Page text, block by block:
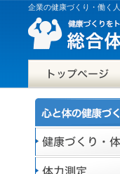
企業の健康づくり・働く